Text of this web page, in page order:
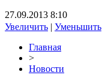
27.09.2013 8:10
Увеличить | Уменьшить
Главная
>
Новости